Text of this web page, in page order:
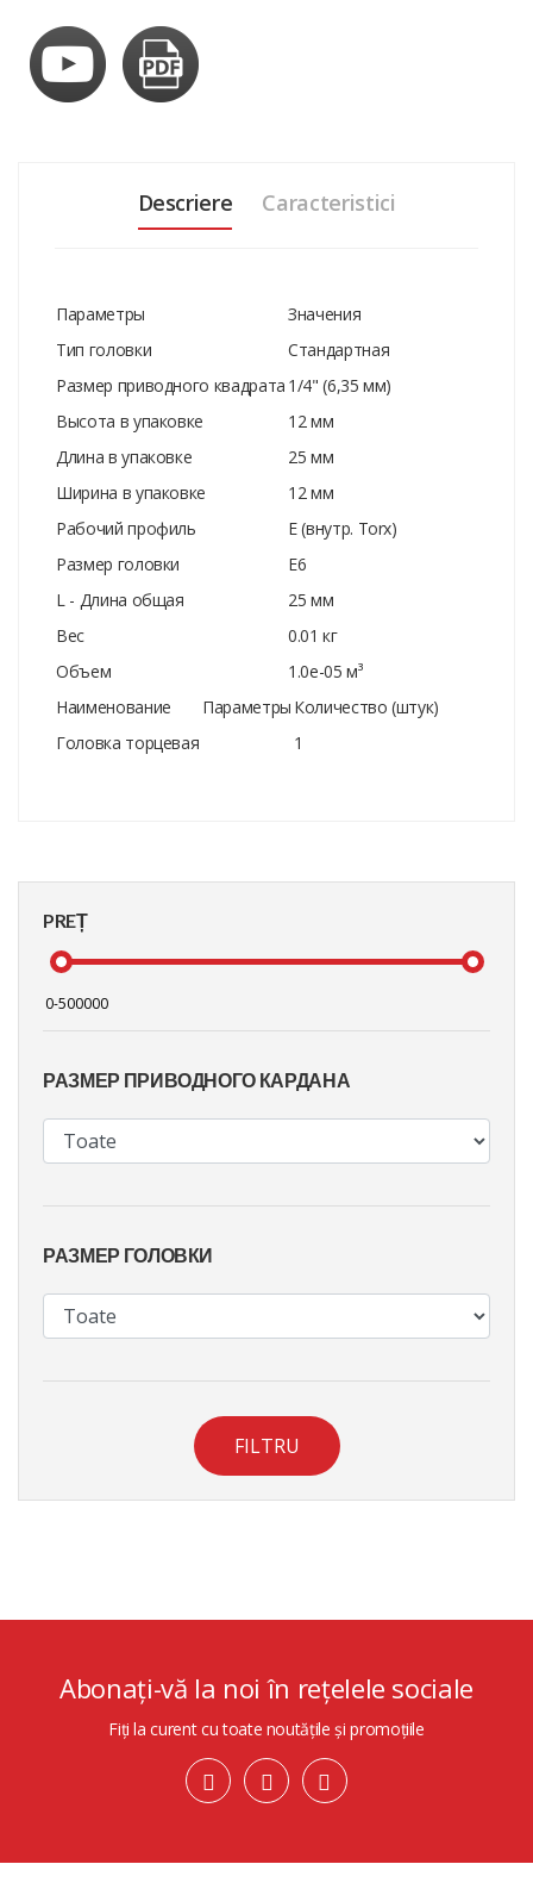
PREȚ
РАЗМЕР ПРИВОДНОГО КАРДАНА
РАЗМЕР ГОЛОВКИ
FILTRU
Descriere Caracteristici
Параметры
Значения
Тип головки
Стандартная
Размер приводного квадрата 1/4" (6,35 мм)
Высота в упаковке
12 мм
Длина в упаковке
25 мм
Ширина в упаковке
12 мм
Рабочий профиль
E (внутр. Torx)
Размер головки
E6
L - Длина общая
25 мм
Вес
0.01 кг
Объем
1.0e-05 м³
Наименование
Параметры Количество (штук)
Головка торцевая
1
Abonați-vă la noi în rețelele sociale
Fiți la curent cu toate noutățile și promoțiile